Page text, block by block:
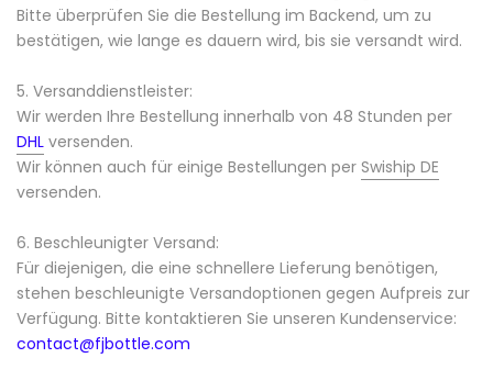
Bitte überprüfen Sie die Bestellung im Backend, um zu
bestätigen, wie lange es dauern wird, bis sie versandt wird.
5. Versanddienstleister:
Wir werden Ihre Bestellung innerhalb von 48 Stunden per
DHL versenden.
Wir können auch für einige Bestellungen per Swiship DE
versenden.
6. Beschleunigter Versand:
Für diejenigen, die eine schnellere Lieferung benötigen,
stehen beschleunigte Versandoptionen gegen Aufpreis zur
Verfügung. Bitte kontaktieren Sie unseren Kundenservice:
contact@fjbottle.com